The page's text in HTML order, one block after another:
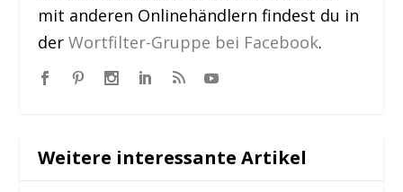
mit anderen Onlinehändlern findest du in
derWortfilter-Gruppe bei Facebook.
Weitere interessante Artikel